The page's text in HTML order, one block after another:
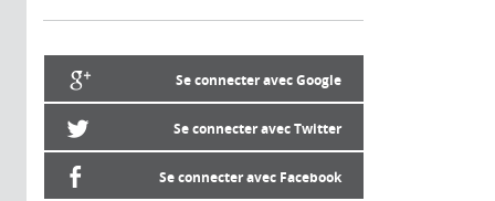
Se connecter avec Google
Se connecter avec Twitter
Se connecter avec Facebook